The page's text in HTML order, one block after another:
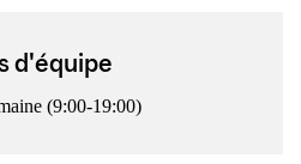
d'équipe
(9:00-19:00)